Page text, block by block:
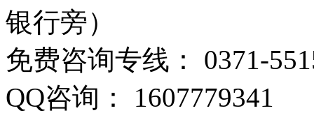
银行旁）
免费咨询专线： 0371-
QQ咨询： 1607779341